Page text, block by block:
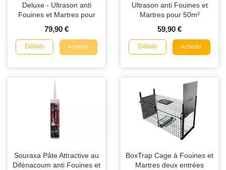
Deluxe - Ultrason anti
Fouines et Martres pour
79,90 €
Détails Acheter
Ultrason anti Fouines et
Martres pour 50m²
59,90 €
Détails Acheter
Souraxa Pâte Attractive au
Difénacoum anti Fouines et
BoxTrap Cage à Fouines et
Martres deux entrées